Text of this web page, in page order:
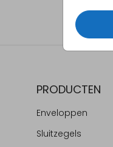
PRODUCTEN
Enveloppen
Sluitzegels